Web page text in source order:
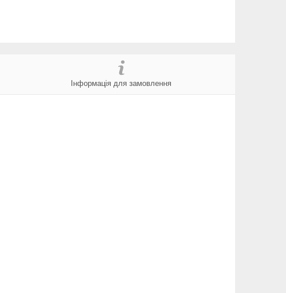
Інформація для замовлення